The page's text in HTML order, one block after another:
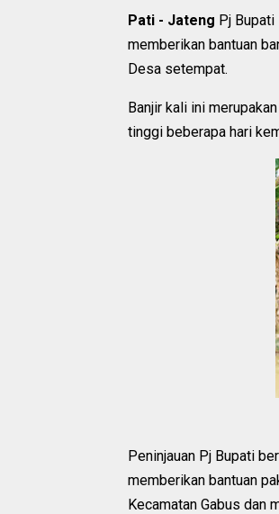
Pati - Jateng Pj Bupati
memberikan bantuan
Desa setempat.
Banjir kali ini
tinggi beberapa hari
Peninjauan Pj Bupati
memberikan bantuan
Kecamatan Gabus dan